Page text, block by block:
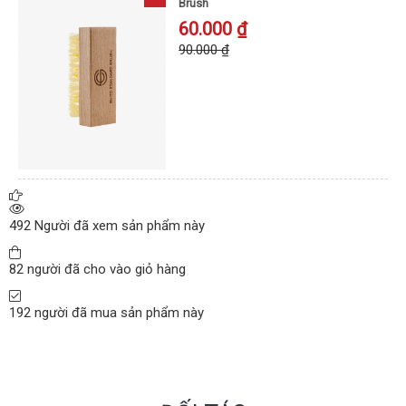
Brush
60.000 ₫
90.000 ₫
492 Người đã xem sản phẩm này
82 người đã cho vào giỏ hàng
192 người đã mua sản phẩm này